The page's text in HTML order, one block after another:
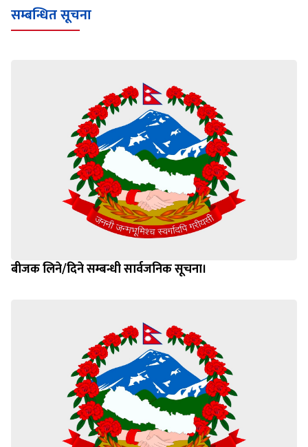
सम्बन्धित सूचना
बीजक लिने/दिने सम्बन्धी सार्वजनिक सूचना।